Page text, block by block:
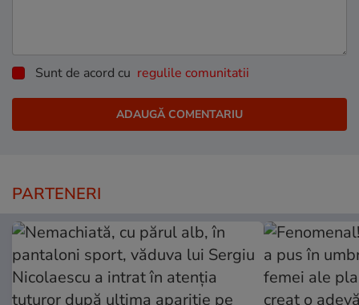
Sunt de acord cu regulile comunitatii
PARTENERI